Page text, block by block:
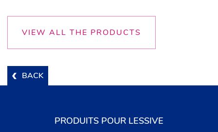
VIEW ALL THE PRODUCTS
BACK
PRODUITS POUR LESSIVE